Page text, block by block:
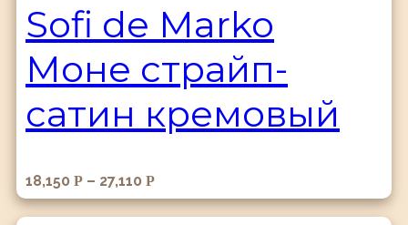
Sofi de Marko
Моне страйп-
сатин кремовый
18,150 Р – 27,110 Р